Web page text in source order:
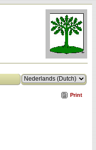
Print